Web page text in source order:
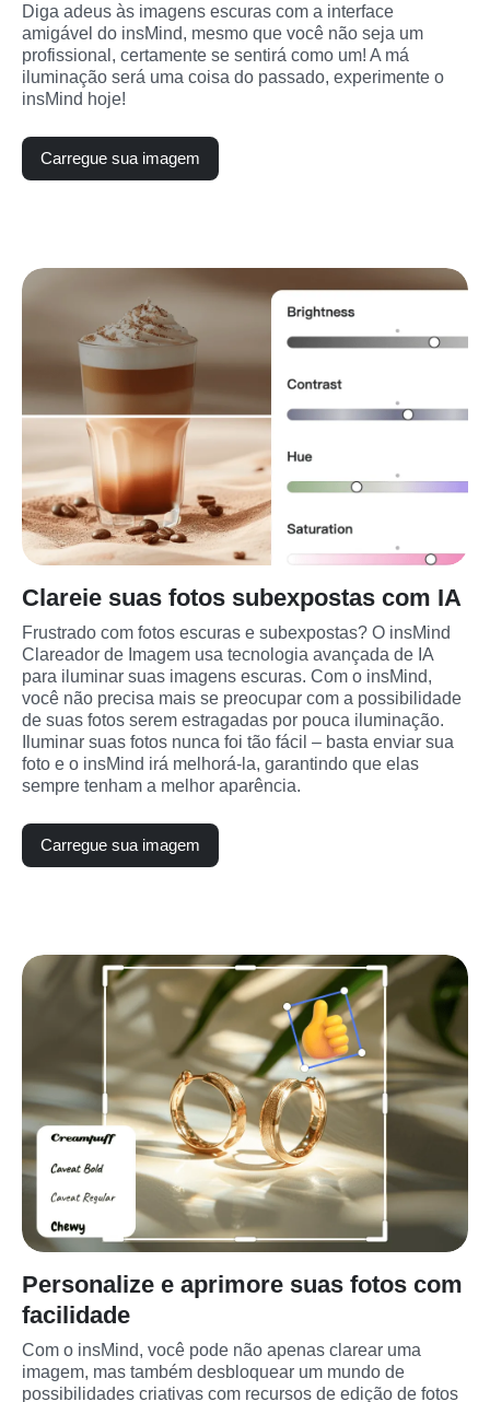
Diga adeus às imagens escuras com a interface
amigável do insMind, mesmo que você não seja um
profissional, certamente se sentirá como um! A má
iluminação será uma coisa do passado, experimente o
insMind hoje!
Carregue sua imagem
Clareie suas fotos subexpostas com IA
Frustrado com fotos escuras e subexpostas? O insMind
Clareador de Imagem usa tecnologia avançada de IA
para iluminar suas imagens escuras. Com o insMind,
você não precisa mais se preocupar com a possibilidade
de suas fotos serem estragadas por pouca iluminação.
Iluminar suas fotos nunca foi tão fácil – basta enviar sua
foto e o insMind irá melhorá-la, garantindo que elas
sempre tenham a melhor aparência.
Carregue sua imagem
Personalize e aprimore suas fotos com
facilidade
Com o insMind, você pode não apenas clarear uma
imagem, mas também desbloquear um mundo de
possibilidades criativas com recursos de edição de fotos